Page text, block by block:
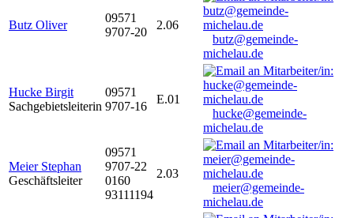
Butz Oliver
09571
9707-20
2.06
butz@gemeinde-
michelau.de
Hucke Birgit
Sachgebietsleiterin
09571
9707-16
E.01
hucke@gemeinde-
michelau.de
Meier Stephan
Geschäftsleiter
09571
9707-22
0160
93111194
2.03
meier@gemeinde-
michelau.de